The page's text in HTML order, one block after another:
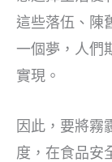
這些落伍、陳
一個夢，人們
實現。
因此，要將霧
度，在食品安